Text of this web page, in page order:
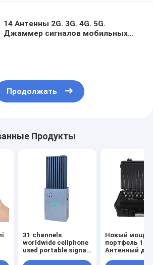
14 Антенны 2G. 3G. 4G. 5G.
Джаммер сигналов мобильных
Продолжать
Продукты
31 channels
worldwide cellphone
used portable signal
Новый
портфель 18
Антенный